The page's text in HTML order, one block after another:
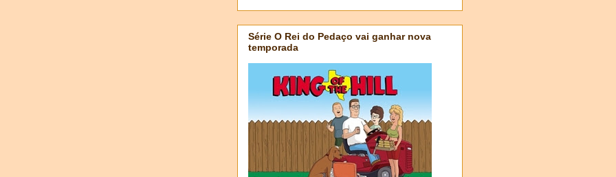
Série O Rei do Pedaço vai ganhar nova
temporada